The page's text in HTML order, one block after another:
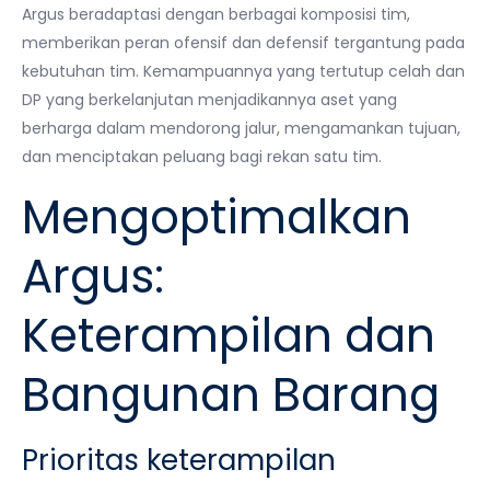
Argus beradaptasi dengan berbagai komposisi tim,
memberikan peran ofensif dan defensif tergantung pada
kebutuhan tim. Kemampuannya yang tertutup celah dan
DP yang berkelanjutan menjadikannya aset yang
berharga dalam mendorong jalur, mengamankan tujuan,
dan menciptakan peluang bagi rekan satu tim.
Mengoptimalkan
Argus:
Keterampilan dan
Bangunan Barang
Prioritas keterampilan